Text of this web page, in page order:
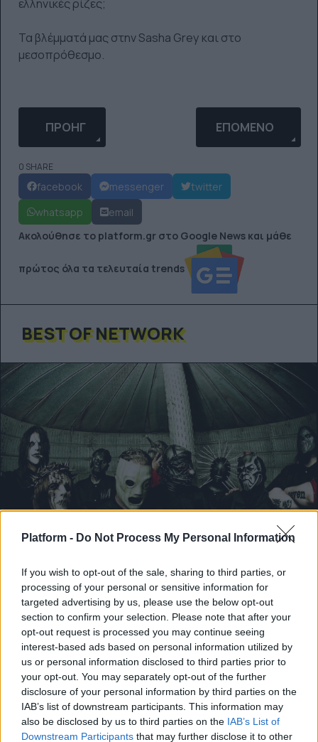
Platform - Do Not Process My Personal Information
If you wish to opt-out of the sale, sharing to third parties, or
processing of your personal or sensitive information for
targeted advertising by us, please use the below opt-out
section to confirm your selection. Please note that after your
opt-out request is processed you may continue seeing
interest-based ads based on personal information utilized by
us or personal information disclosed to third parties prior to
your opt-out. You may separately opt-out of the further
disclosure of your personal information by third parties on the
IAB’s list of downstream participants. This information may
also be disclosed by us to third parties on the IAB’s List of
Downstream Participants that may further disclose it to other
ελληνικές ρίζες;
Τα βλέμματά μας στην Sasha Grey και στο
μεσοπρόθεσμο.
ΠΡΟΗΓΟΎΜΕΝΟ ΆΡΘΡΟ: O ELIJAH WOOD ΣΤΟ
ΠΡΟΗΓ ΕΠΌΜΕΝΟ ΆΡΘΡΟ:
ΕΠΌΜΕΝΟ
0 SHARE
facebook messenger
twitter
whatsapp
email
Ακολούθησε το platform.gr στο Google News και μάθε
πρώτος όλα τα τελευταία trends
BEST OF NETWORK
ΔΙΕΘΝΗ ΝΕΑ
Ο παραγωγός του άλμπουμ "Iowa"
αποκαλύπτει: «Οι Slipknot ήταν μια ανάσα από
τη διάλυση»
Μουσικά νέα από την Ελλάδα και τη διεθνή μουσική
σκηνή